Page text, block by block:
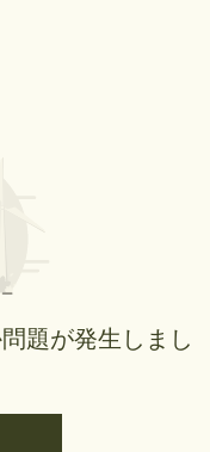
題が発生しまし